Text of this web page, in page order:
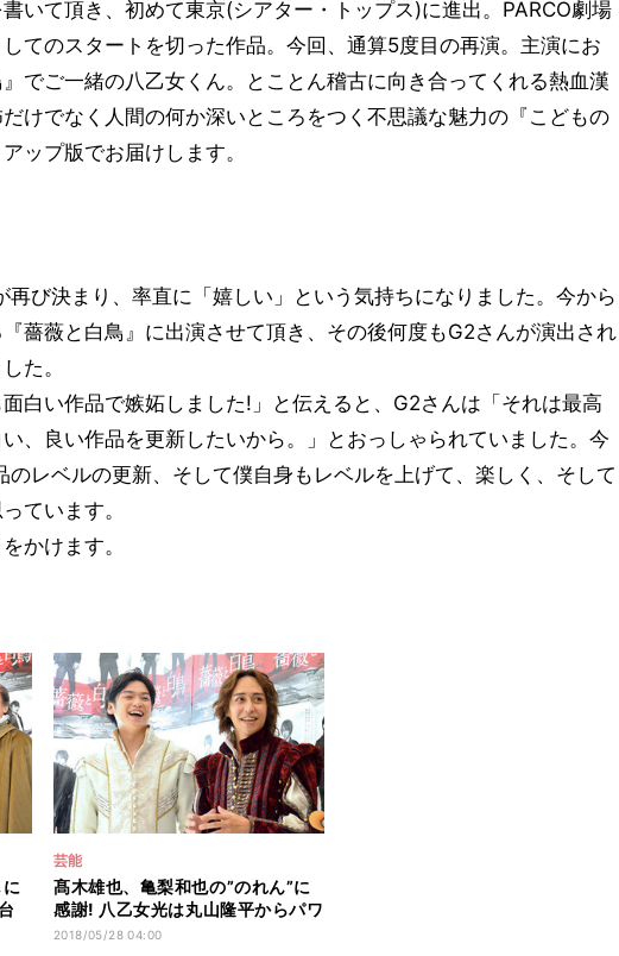
いて頂き、初めて東京(シアター・トップス)に進出。PARCO劇場
てのスタートを切った作品。今回、通算5度目の再演。主演にお
でご一緒の八乙女くん。とことん稽古に向き合ってくれる熱血漢
けでなく人間の何か深いところをつく不思議な魅力の『こどもの
ップ版でお届けします。
再び決まり、率直に「嬉しい」という気持ちになりました。今から
薔薇と白鳥』に出演させて頂き、その後何度もG2さんが演出され
た。
白い作品で嫉妬しました!」と伝えると、G2さんは「それは最高
、良い作品を更新したいから。」とおっしゃられていました。今
のレベルの更新、そして僕自身もレベルを上げて、楽しく、そして
ています。
かけます。
芸能
髙木雄也、亀梨和也の”のれん”に
感謝! 八乙女光は丸山隆平からパワ
ー
2018/05/28 04:00